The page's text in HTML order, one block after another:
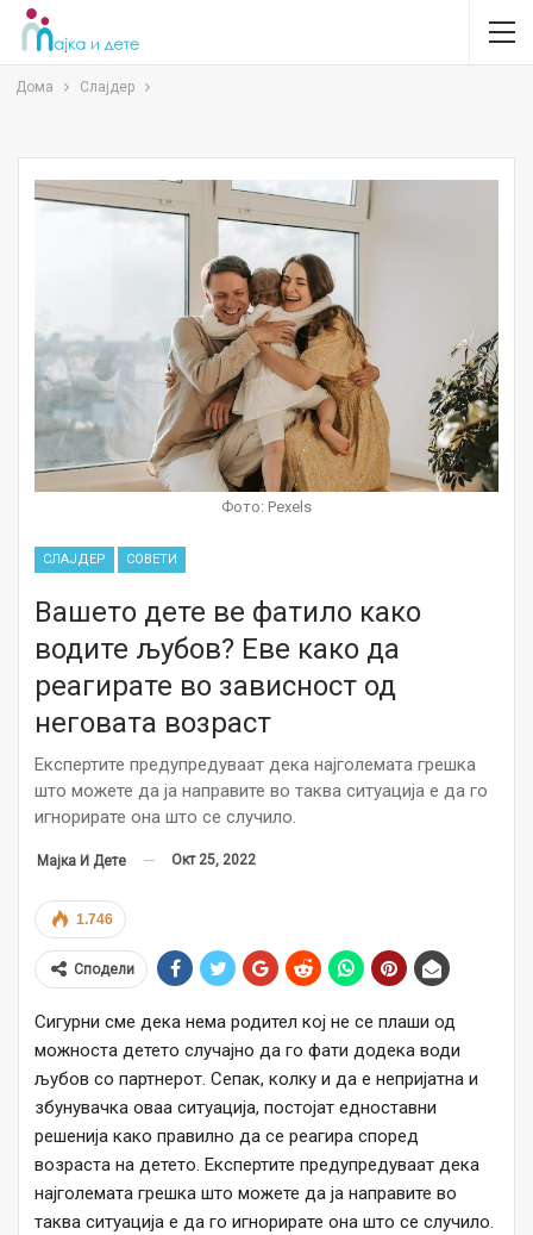
Дома Слајдер
Фото: Pexels
СЛАЈДЕР СОВЕТИ
Вашето дете ве фатило како
водите љубов? Еве како да
реагирате во зависност од
неговата возраст
Експертите предупредуваат дека најголемата грешка
што можете да ја направите во таква ситуација е да го
игнорирате она што се случило.
Мајка И Дете Окт 25, 2022
1.746
Сподели
Сигурни сме дека нема родител кој не се плаши од
можноста детето случајно да го фати додека води
љубов со партнерот. Сепак, колку и да е непријатна и
збунувачка оваа ситуација, постојат едноставни
решенија како правилно да се реагира според
возраста на детето. Експертите предупредуваат дека
најголемата грешка што можете да ја направите во
таква ситуација е да го игнорирате она што се случило.